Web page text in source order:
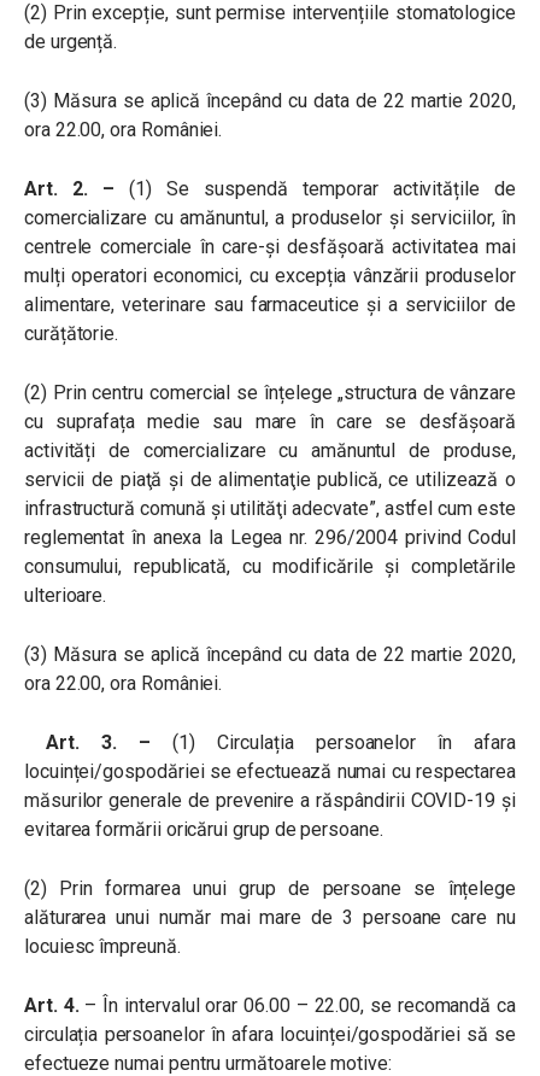
(2) Prin excepție, sunt permise intervențiile stomatologice
de urgență.
(3) Măsura se aplică începând cu data de 22 martie 2020,
ora 22.00, ora României.
Art. 2. –(1) Se suspendă temporar activitățile de
comercializare cu amănuntul, a produselor și serviciilor, în
centrele comerciale în care-și desfășoară activitatea mai
mulți operatori economici, cu excepția vânzării produselor
alimentare, veterinare sau farmaceutice și a serviciilor de
curățătorie.
(2) Prin centru comercial se înțelege „structura de vânzare
cu suprafața medie sau mare în care se desfășoară
activități de comercializare cu amănuntul de produse,
servicii de piaţă şi de alimentaţie publică, ce utilizează o
infrastructură comună şi utilităţi adecvate”, astfel cum este
reglementat în anexa la Legea nr. 296/2004 privind Codul
consumului, republicată, cu modificările și completările
ulterioare.
(3) Măsura se aplică începând cu data de 22 martie 2020,
ora 22.00, ora României.
Art. 3. –(1) Circulația persoanelor în afara
locuinței/gospodăriei se efectuează numai cu respectarea
măsurilor generale de prevenire a răspândirii COVID-19 și
evitarea formării oricărui grup de persoane.
(2) Prin formarea unui grup de persoane se înțelege
alăturarea unui număr mai mare de 3 persoane care nu
locuiesc împreună.
Art. 4.– În intervalul orar 06.00 – 22.00, se recomandă ca
circulația persoanelor în afara locuinței/gospodăriei să se
efectueze numai pentru următoarele motive: